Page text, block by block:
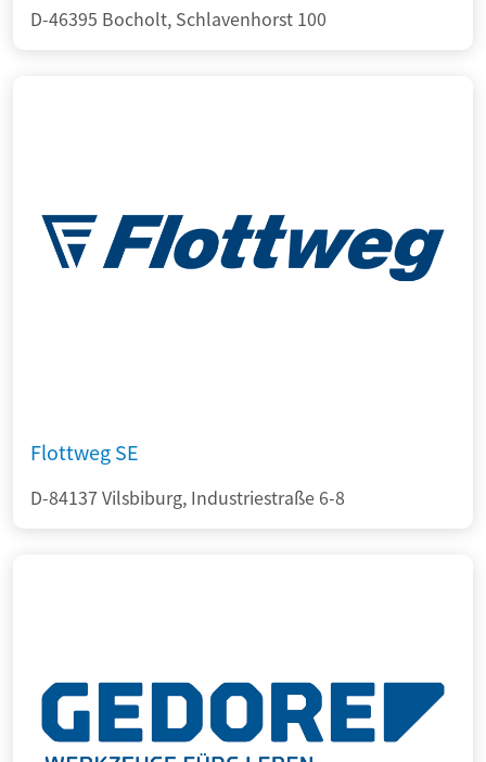
D-46395 Bocholt, Schlavenhorst 100
Flottweg SE
D-84137 Vilsbiburg, Industriestraße 6-8